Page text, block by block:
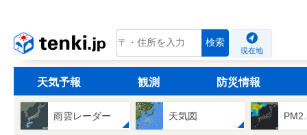
tenki.jp 検索
現在地
天気予報 観測 防災情報
雨雲レーダー 天気図